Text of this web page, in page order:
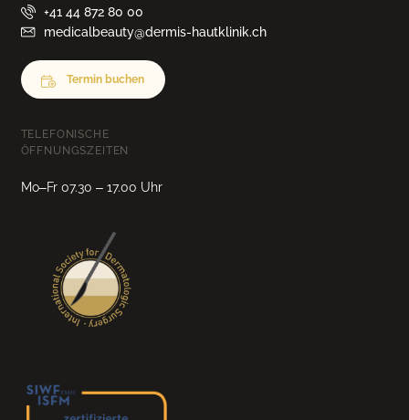
+41 44 872 80 00
medicalbeauty@dermis-hautklinik.ch
Termin buchen
TELEFONISCHE
ÖFFNUNGSZEITEN
Mo–Fr 07.30 – 17.00 Uhr